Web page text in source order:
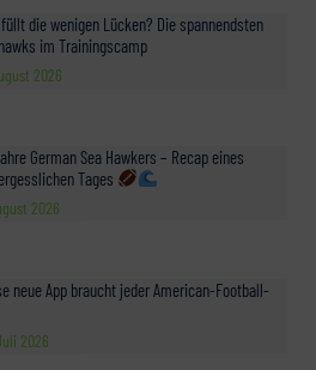
füllt die wenigen Lücken? Die spannendsten
im Trainingscamp
2026
German Sea Hawkers – Recap eines
Tages
2026
neue App braucht jeder American-Football-
2026